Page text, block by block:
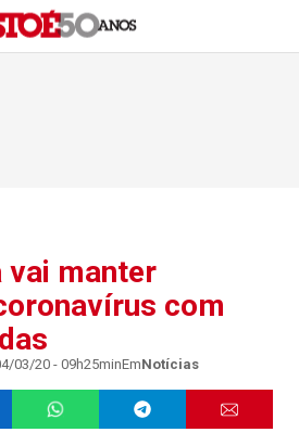
vai manter
com
03/20 - 09h25minEmNotícias